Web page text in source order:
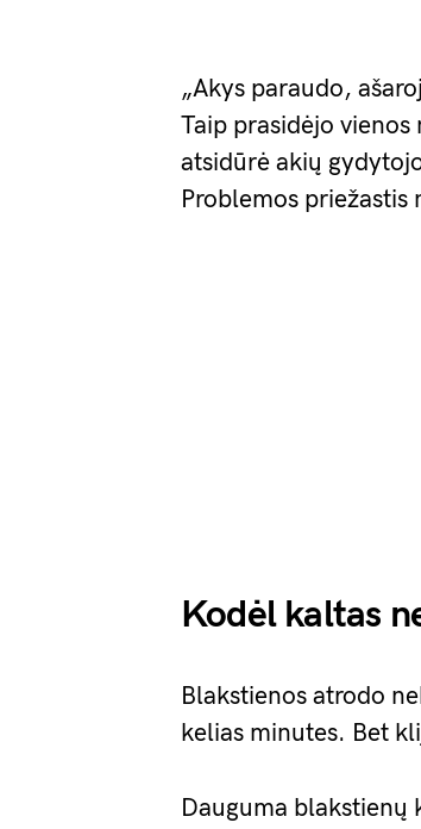
„Akys paraudo,
Taip prasidėjo
atsidūrė akių
Problemos
Kodėl kaltas
Blakstienos atrodo
kelias minutes. Bet
Dauguma